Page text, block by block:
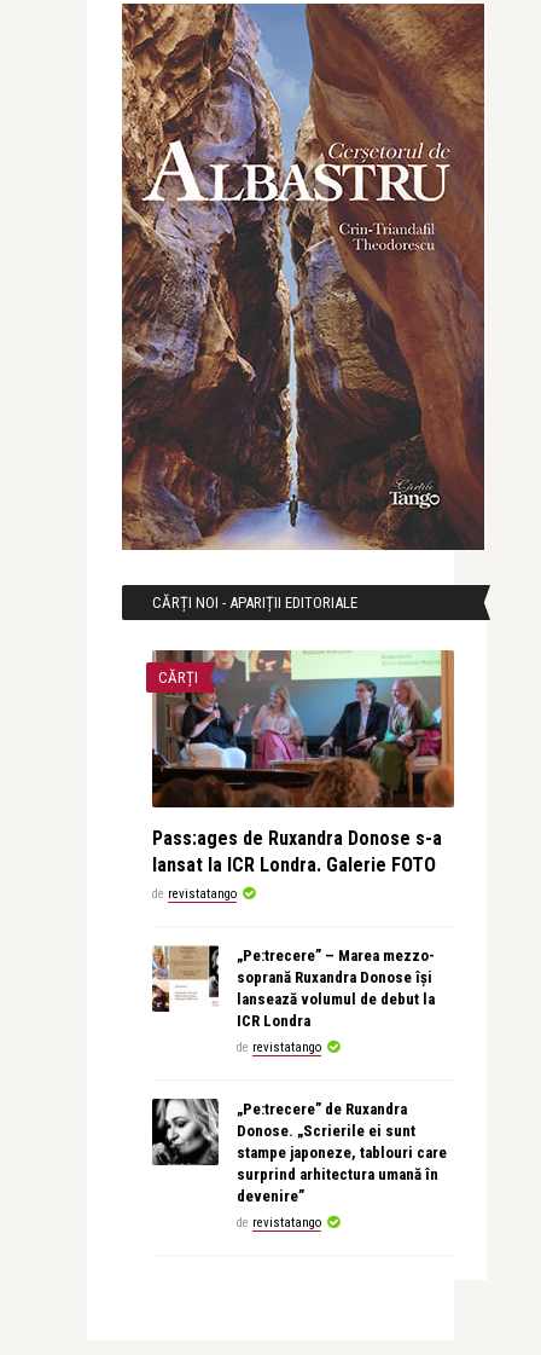
CĂRȚI NOI - APARIȚII EDITORIALE
CĂRȚI
Pass:ages de Ruxandra Donose s-a
lansat la ICR Londra. Galerie FOTO
de revistatango
„Pe:trecere” – Marea mezzo-
soprană Ruxandra Donose își
lansează volumul de debut la
ICR Londra
de revistatango
„Pe:trecere” de Ruxandra
Donose. „Scrierile ei sunt
stampe japoneze, tablouri care
surprind arhitectura umană în
devenire”
de revistatango